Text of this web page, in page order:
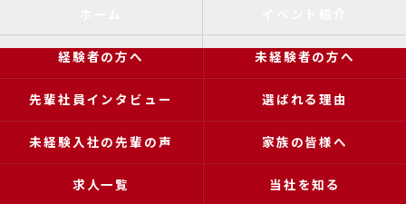
経験者の方へ 未経験者の方へ
先輩社員インタビュー 選ばれる理由
未経験入社の先輩の声 家族の皆様へ
求人一覧 当社を知る